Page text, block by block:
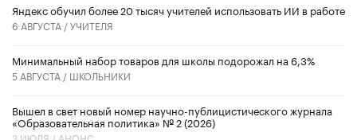
​Яндекс обучил более 20 тысяч учителей использовать ИИ в работе
6 АВГУСТА /УЧИТЕЛЯ
Минимальный набор товаров для школы подорожал на 6,3%
5 АВГУСТА / ШКОЛЬНИКИ
Вышел в свет новый номер научно-публицистического журнала
«Образовательная политика» № 2 (2026)